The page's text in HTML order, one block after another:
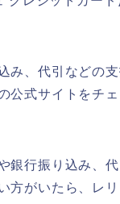
み、代引などの
公式サイトをチ
銀行振り込み、
方がいたら、レ